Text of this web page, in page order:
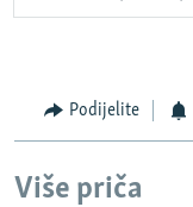
Podijelite
Više priča